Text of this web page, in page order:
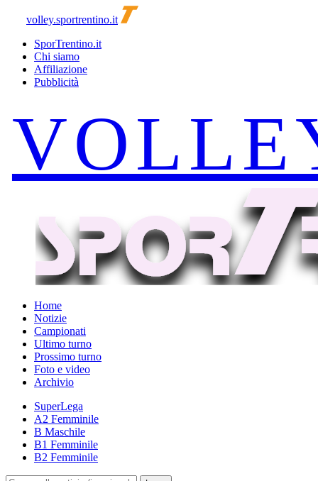
volley.sportrentino.it
SporTrentino.it
Chi siamo
Affiliazione
Pubblicità
Home
Notizie
Campionati
Ultimo turno
Prossimo turno
Foto e video
Archivio
SuperLega
A2 Femminile
B Maschile
B1 Femminile
B2 Femminile